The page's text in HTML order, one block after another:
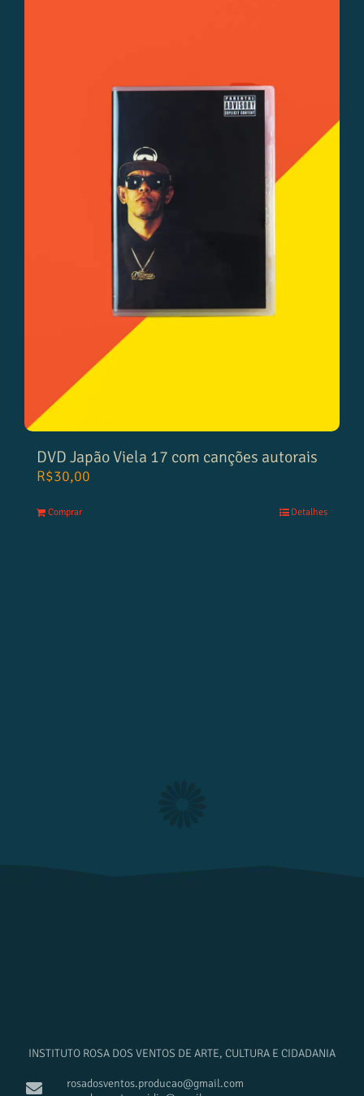
DVD Japão Viela 17 com canções autorais
R$30,00
Comprar Detalhes
INSTITUTO ROSA DOS VENTOS DE ARTE, CULTURA E CIDADANIA
rosadosventos.producao@gmail.com